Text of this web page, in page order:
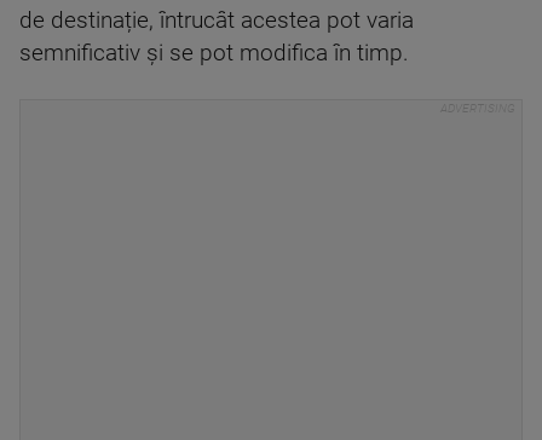
de destinație, întrucât acestea pot varia
semnificativ și se pot modifica în timp.